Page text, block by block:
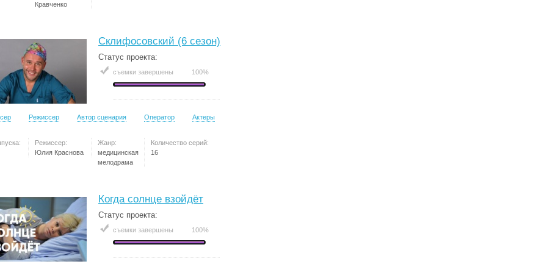
Кравченко
Склифосовский (6 сезон)
Статус проекта:
съемки завершены 100%
Режиссер Автор сценария Оператор Актеры
Режиссер:
Юлия Краснова
Жанр:
медицинская
мелодрама
Количество серий:
16
Когда солнце взойдёт
Статус проекта:
съемки завершены 100%